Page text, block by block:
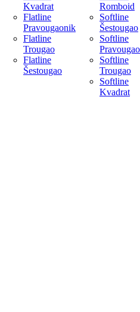
Kvadrat
Flatline
Pravougaonik
Flatline
Trougao
Flatline
Šestougao
Romboid
Softline
Šestougao
Softline
Softline
Trougao
Softline
Kvadrat